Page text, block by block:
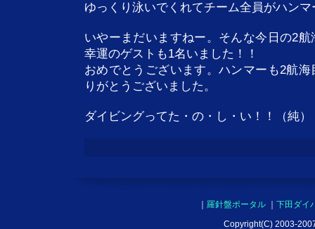
ゆっくり泳いでくれてチーム全員がハン
いやーまだいますねー。そんな今日の2
幸運のゲストも1名いました！！
おめでとうございます。ハンマーも2航
りがとうございました。
ダイビングってた・の・し・い！！（純）
羅針盤ポータル
下田ダイ
Copyright(C) 2003-